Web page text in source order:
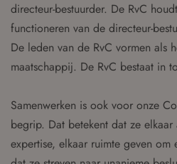
directeur-bestuurder. De RvC
functioneren van de directeur-
De leden van de RvC vormen als
maatschappij. De RvC bestaat in
Samenwerken is ook voor onze
begrip. Dat betekent dat ze elkaar
expertise, elkaar ruimte geven om